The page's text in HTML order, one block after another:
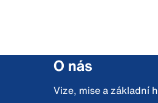
O nás
Vize, mise a základní